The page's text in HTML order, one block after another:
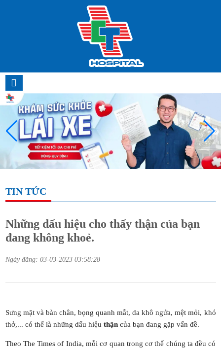
TIN TỨC
Những dấu hiệu cho thấy thận của bạn
đang không khoẻ.
Ngày đăng: 03-03-2023 03:58:28
Sưng mặt và bàn chân, bọng quanh mắt, da khô ngứa, mệt mỏi, khó
thở,... có thể là những dấu hiệu thận của bạn đang gặp vấn đề.
Theo The Times of India, mỗi cơ quan trong cơ thể chúng ta đều có